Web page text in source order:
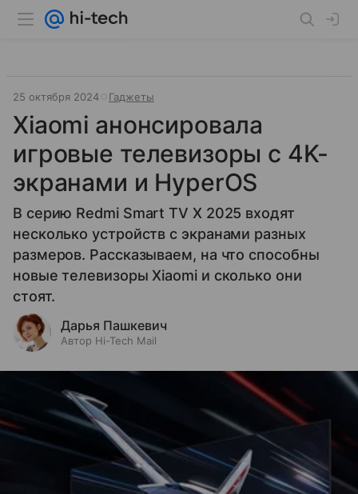
25 октября 2024 Гаджеты
Xiaomi анонсировала
игровые телевизоры с 4K-
экранами и HyperOS
В серию Redmi Smart TV X 2025 входят
несколько устройств с экранами разных
размеров. Рассказываем, на что способны
новые телевизоры Xiaomi и сколько они
стоят.
Дарья Пашкевич
Автор Hi-Tech Mail